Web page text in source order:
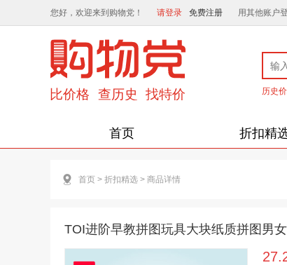
您好，欢迎来到购物党！ 请登录 免费注册 用其他账户
历史
首页 折扣精
首页 > 折扣精选 > 商品详情
TOI进阶早教拼图玩具大块纸质拼图男